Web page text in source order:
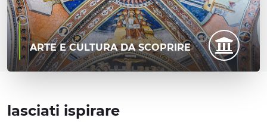
ARTE E CULTURA DA SCOPRIRE
lasciati ispirare